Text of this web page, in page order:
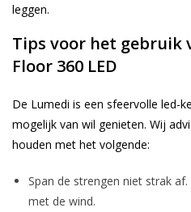
leggen.
Tips voor het gebruik
Floor 360 LED
De Lumedi is een sfeervolle led-
mogelijk van wil genieten. Wij
houden met het volgende:
Span de strengen niet strak
met de wind.